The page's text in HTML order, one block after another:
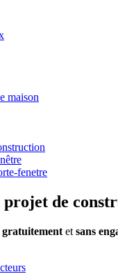
maison
fenetre
projet de
gratuitement et sans